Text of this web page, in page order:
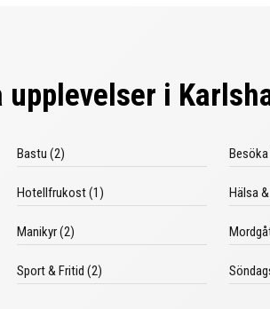
upplevelser i
Bastu (2)
Hotellfrukost (1) Hälsa
Manikyr (2)
Sport & Fritid (2)